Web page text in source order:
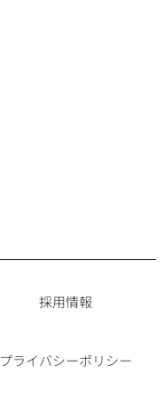
採用情報
プライバシーポリシー